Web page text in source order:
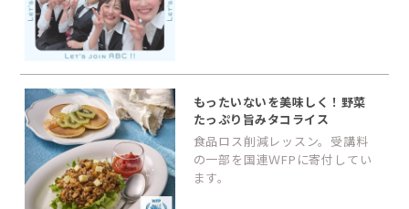
もったいないを美味しく！野菜
たっぷり旨みタコライス
食品ロス削減レッスン。受講料
の一部を国連ＷFPに寄付してい
ます。